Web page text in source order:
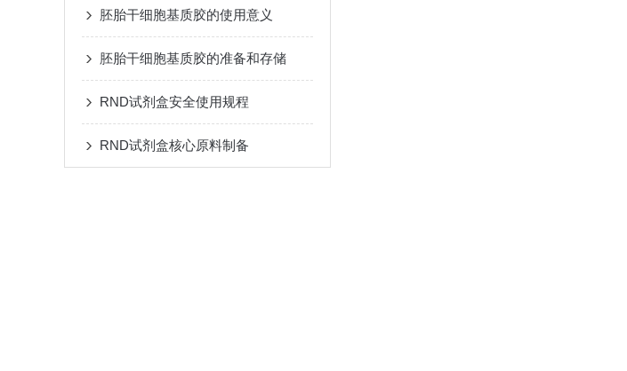
胚胎干细胞基质胶的使用意义
胚胎干细胞基质胶的准备和存储
RND试剂盒安全使用规程
RND试剂盒核心原料制备